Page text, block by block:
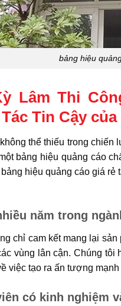
bảng hiệu
Lâm Thi
Tin Cậy
thể thiếu trong
bảng hiệu quảng cáo
hiệu quảng cáo giá
năm trong
chỉ cam kết mang lại
vùng lân cận. Chúng
việc tạo ra ấn tượng
có kinh nghiệm